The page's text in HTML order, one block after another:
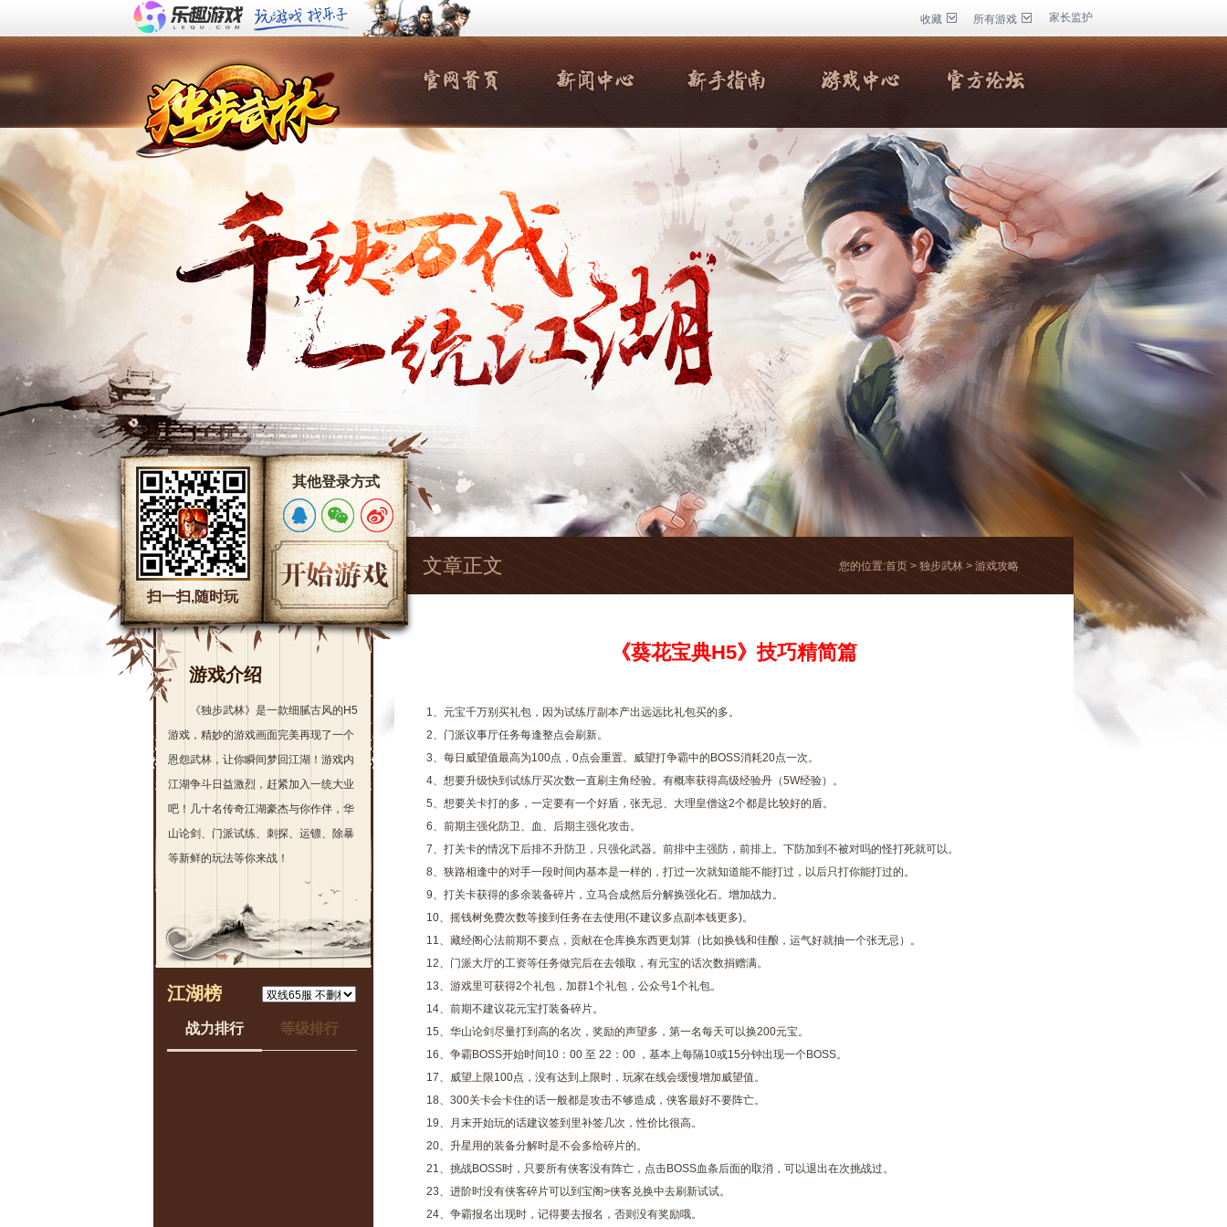
收藏 所有游戏 家长监护
扫一扫,随时玩
其他登录方式
游戏介绍
《独步武林》是一款细腻古风的H5
游戏，精妙的游戏画面完美再现了一个
恩怨武林，让你瞬间梦回江湖！游戏内
江湖争斗日益激烈，赶紧加入一统大业
吧！几十名传奇江湖豪杰与你作伴，华
山论剑、门派试练、刺探、运镖、除暴
等新鲜的玩法等你来战！
江湖榜
战力排行 等级排行
您的位置:首页 > 独步武林 > 游戏攻略
文章正文
《葵花宝典H5》技巧精简篇
1、元宝千万别买礼包，因为试练厅副本产出远远比礼包买的多。
2、门派议事厅任务每逢整点会刷新。
3、每日威望值最高为100点，0点会重置。威望打争霸中的BOSS消耗20点一次。
4、想要升级快到试练厅买次数一直刷主角经验。有概率获得高级经验丹（5W经验）。
5、想要关卡打的多，一定要有一个好盾，张无忌、大理皇僧这2个都是比较好的盾。
6、前期主强化防卫、血、后期主强化攻击。
7、打关卡的情况下后排不升防卫，只强化武器。前排中主强防，前排上。下防加到不被对吗的怪打死就可以。
8、狭路相逢中的对手一段时间内基本是一样的，打过一次就知道能不能打过，以后只打你能打过的。
9、打关卡获得的多余装备碎片，立马合成然后分解换强化石。增加战力。
10、摇钱树免费次数等接到任务在去使用(不建议多点副本钱更多)。
11、藏经阁心法前期不要点，贡献在仓库换东西更划算（比如换钱和佳酿，运气好就抽一个张无忌）。
12、门派大厅的工资等任务做完后在去领取，有元宝的话次数捐赠满。
13、游戏里可获得2个礼包，加群1个礼包，公众号1个礼包。
14、前期不建议花元宝打装备碎片。
15、华山论剑尽量打到高的名次，奖励的声望多，第一名每天可以换200元宝。
16、争霸BOSS开始时间10：00 至 22：00 ，基本上每隔10或15分钟出现一个BOSS。
17、威望上限100点，没有达到上限时，玩家在线会缓慢增加威望值。
18、300关卡会卡住的话一般都是攻击不够造成，侠客最好不要阵亡。
19、月末开始玩的话建议签到里补签几次，性价比很高。
20、升星用的装备分解时是不会多给碎片的。
21、挑战BOSS时，只要所有侠客没有阵亡，点击BOSS血条后面的取消，可以退出在次挑战过。
23、进阶时没有侠客碎片可以到宝阁>侠客兑换中去刷新试试。
24、争霸报名出现时，记得要去报名，否则没有奖励哦。